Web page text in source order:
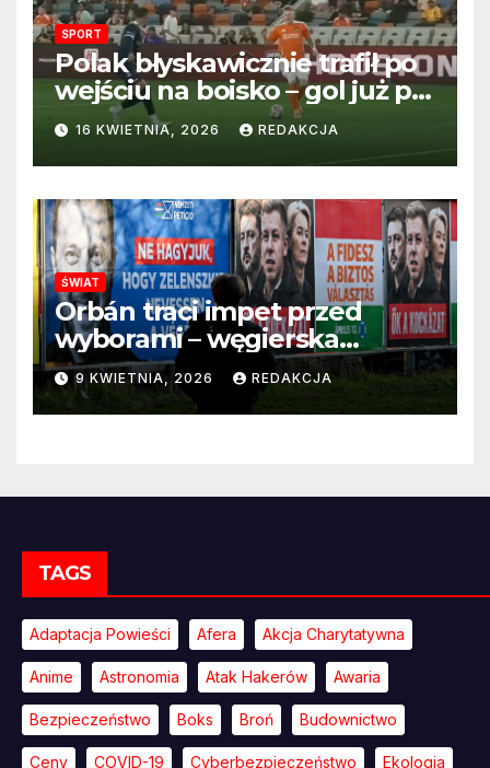
SPORT
Polak błyskawicznie trafił po
wejściu na boisko – gol już po
22 sekundach!
16 KWIETNIA, 2026 REDAKCJA
ŚWIAT
Orbán traci impet przed
wyborami – węgierska
propaganda przestaje
przekonywać
9 KWIETNIA, 2026 REDAKCJA
TAGS
Adaptacja Powieści Afera Akcja Charytatywna
Anime Astronomia Atak Hakerów Awaria
Bezpieczeństwo Boks Broń Budownictwo
Ceny COVID-19 Cyberbezpieczeństwo Ekologia